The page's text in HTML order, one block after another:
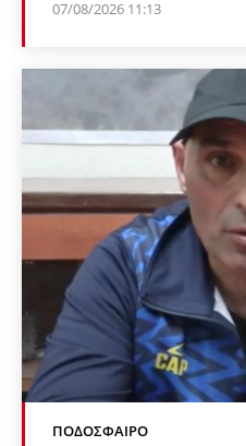
07/08/2026 11:13
ΠΟΔΌΣΦΑΙΡΟ